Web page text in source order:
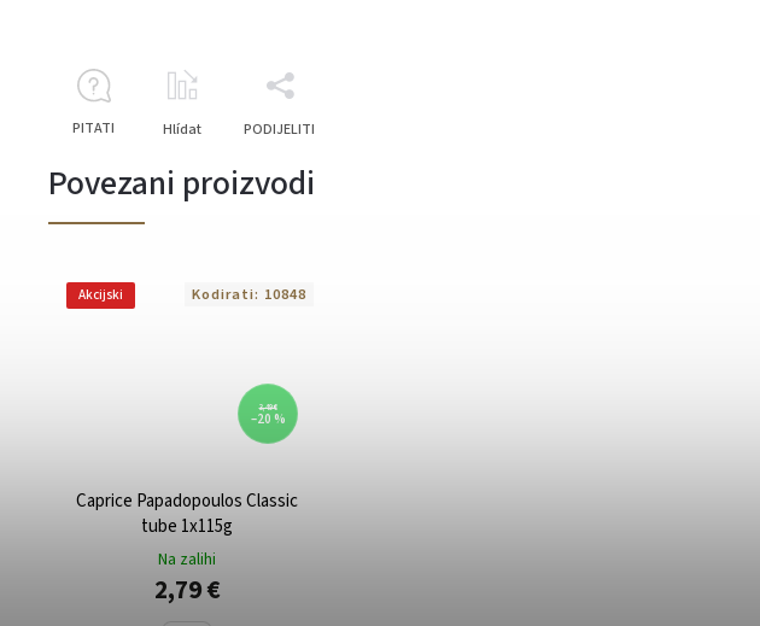
PITATI Hlídat PODIJELITI
Povezani proizvodi
Akcijski
3,49 €
–20 %
Caprice Papadopoulos Classic
tube 1x115g
Na zalihi
2,79 €
Kodirati: 10848